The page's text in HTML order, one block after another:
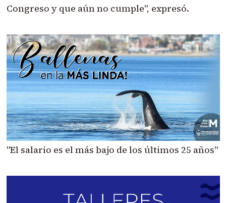
Congreso y que aún no cumple", expresó.
"El salario es el más bajo de los últimos 25 años"